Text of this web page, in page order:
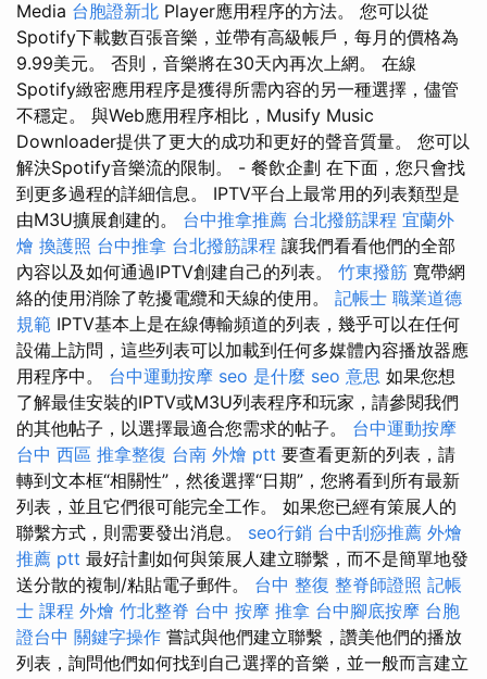
Media 台胞證新北 Player應用程序的方法。 您可以從
Spotify下載數百張音樂，並帶有高級帳戶，每月的價格為
9.99美元。 否則，音樂將在30天內再次上網。 在線
Spotify緻密應用程序是獲得所需內容的另一種選擇，儘管
不穩定。 與Web應用程序相比，Musify Music
Downloader提供了更大的成功和更好的聲音質量。 您可以
解決Spotify音樂流的限制。 - 餐飲企劃 在下面，您只會找
到更多過程的詳細信息。 IPTV平台上最常用的列表類型是
由M3U擴展創建的。 台中推拿推薦 台北撥筋課程 宜蘭外
燴 換護照 台中推拿 台北撥筋課程 讓我們看看他們的全部
內容以及如何通過IPTV創建自己的列表。 竹東撥筋 寬帶網
絡的使用消除了乾擾電纜和天線的使用。 記帳士 職業道德
規範 IPTV基本上是在線傳輸頻道的列表，幾乎可以在任何
設備上訪問，這些列表可以加載到任何多媒體內容播放器應
用程序中。 台中運動按摩 seo 是什麼 seo 意思 如果您想
了解最佳安裝的IPTV或M3U列表程序和玩家，請參閱我們
的其他帖子，以選擇最適合您需求的帖子。 台中運動按摩
台中 西區 推拿整復 台南 外燴 ptt 要查看更新的列表，請
轉到文本框“相關性”，然後選擇“日期”，您將看到所有最新
列表，並且它們很可能完全工作。 如果您已經有策展人的
聯繫方式，則需要發出消息。 seo行銷 台中刮痧推薦 外燴
推薦 ptt 最好計劃如何與策展人建立聯繫，而不是簡單地發
送分散的複制/粘貼電子郵件。 台中 整復 整脊師證照 記帳
士 課程 外燴 竹北整脊 台中 按摩 推拿 台中腳底按摩 台胞
證台中 關鍵字操作 嘗試與他們建立聯繫，讚美他們的播放
列表，詢問他們如何找到自己選擇的音樂，並一般而言建立